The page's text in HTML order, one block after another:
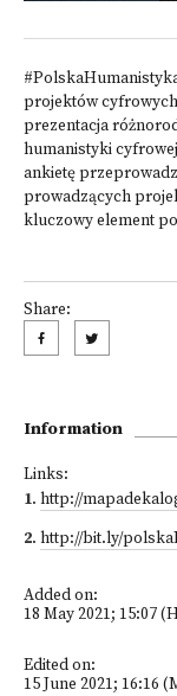
projektów
prezentacja
humanistyki
ankietę
prowadzących
kluczowy element
Share:
Information
Links:
1. http://
2. http://bit.ly/
Added on:
18 May 2021; 15:07
Edited on:
15 June 2021; 16:16